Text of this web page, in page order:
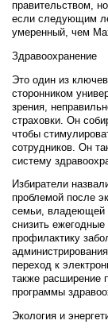
правительством,
если следующим
умеренный, чем
Здравоохранение
Это один из
сторонником
зрения,
страховки. Он
чтобы
сотрудников. Он
систему
Избиратели
проблемой после
семьи, владеющей
снизить
профилактику
переход к
также расширение
программы
Экология и